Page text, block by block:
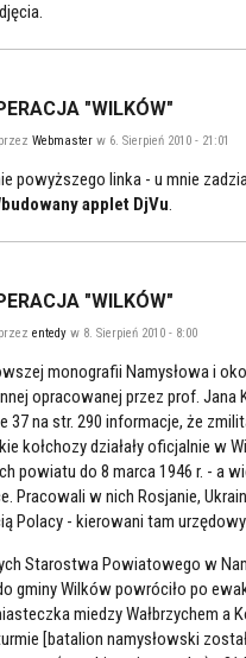
"WILKÓW"
Webmaster w 6. Sierpień 2010 - 21:01
powyższego linka - u mnie
applet DjVu.
"WILKÓW"
entedy w 8. Sierpień 2010 - 8:00
monografii Namysłowa i
opracowanej przez prof. Jana
37 na str. 290 informacje, że
kołchozy działały oficjalnie w
powiatu do 8 marca 1946 r. - a
Pracowali w nich Rosjanie,
Polacy - kierowani tam
Starostwa Powiatowego w
gminy Wilków powróciło po
miedzy Wałbrzychem a
[batalion namysłowski